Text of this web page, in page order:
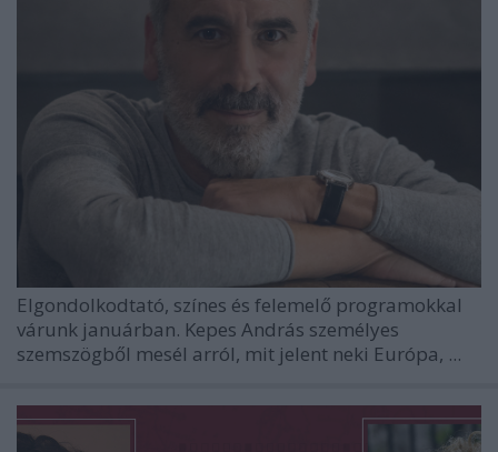
Elgondolkodtató, színes és felemelő programokkal
várunk januárban. Kepes András személyes
szemszögből mesél arról, mit jelent neki Európa, ...